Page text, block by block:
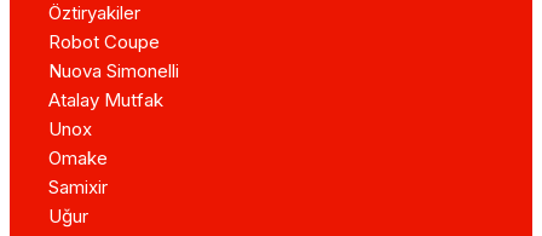
Öztiryakiler
Robot Coupe
Nuova Simonelli
Atalay Mutfak
Unox
Omake
Samixir
Uğur